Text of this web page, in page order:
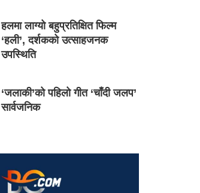
हलमा लाग्यो बहुप्रतिक्षित फिल्म
‘हली’, दर्शकको उत्साहजनक
उपस्थिति
‘जलाकी’को पहिलो गीत ‘चाँदी जलप’
सार्वजनिक